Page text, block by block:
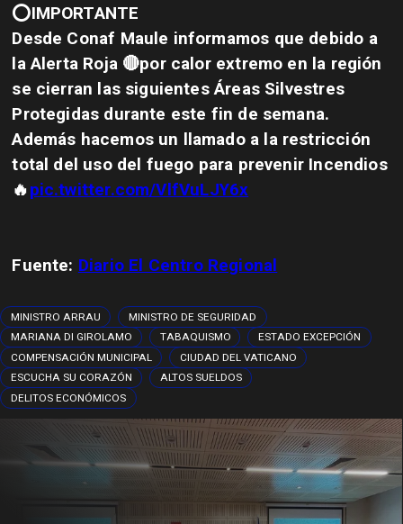
⭕IMPORTANTE
Desde Conaf Maule informamos que debido a
la Alerta Roja 🔴por calor extremo en la región
se cierran las siguientes Áreas Silvestres
Protegidas durante este fin de semana.
Además hacemos un llamado a la restricción
total del uso del fuego para prevenir Incendios
🔥pic.twitter.com/VlfVuLJY6x
Fuente: Diario El Centro Regional
MINISTRO ARRAU
MINISTRO DE SEGURIDAD
MARIANA DI GIROLAMO
TABAQUISMO
ESTADO EXCEPCIÓN
COMPENSACIÓN MUNICIPAL
CIUDAD DEL VATICANO
ESCUCHA SU CORAZÓN
ALTOS SUELDOS
DELITOS ECONÓMICOS